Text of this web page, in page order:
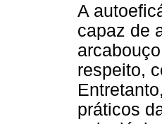
A
capaz de
respeito,
práticos